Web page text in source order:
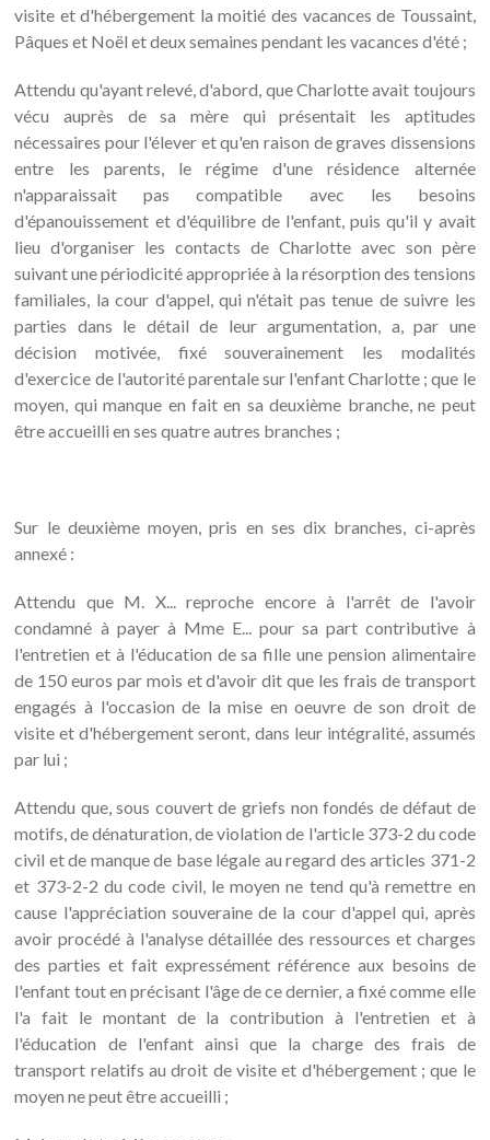
visite et d'hébergement la moitié des vacances de Toussaint,
Pâques et Noël et deux semaines pendant les vacances d'été ;
Attendu qu'ayant relevé, d'abord, que Charlotte avait toujours
vécu auprès de sa mère qui présentait les aptitudes
nécessaires pour l'élever et qu'en raison de graves dissensions
entre les parents, le régime d'une résidence alternée
n'apparaissait pas compatible avec les besoins
d'épanouissement et d'équilibre de l'enfant, puis qu'il y avait
lieu d'organiser les contacts de Charlotte avec son père
suivant une périodicité appropriée à la résorption des tensions
familiales, la cour d'appel, qui n'était pas tenue de suivre les
parties dans le détail de leur argumentation, a, par une
décision motivée, fixé souverainement les modalités
d'exercice de l'autorité parentale sur l'enfant Charlotte ; que le
moyen, qui manque en fait en sa deuxième branche, ne peut
être accueilli en ses quatre autres branches ;
Sur le deuxième moyen, pris en ses dix branches, ci-après
annexé :
Attendu que M. X... reproche encore à l'arrêt de l'avoir
condamné à payer à Mme E... pour sa part contributive à
l'entretien et à l'éducation de sa fille une pension alimentaire
de 150 euros par mois et d'avoir dit que les frais de transport
engagés à l'occasion de la mise en oeuvre de son droit de
visite et d'hébergement seront, dans leur intégralité, assumés
par lui ;
Attendu que, sous couvert de griefs non fondés de défaut de
motifs, de dénaturation, de violation de l'article 373-2 du code
civil et de manque de base légale au regard des articles 371-2
et 373-2-2 du code civil, le moyen ne tend qu'à remettre en
cause l'appréciation souveraine de la cour d'appel qui, après
avoir procédé à l'analyse détaillée des ressources et charges
des parties et fait expressément référence aux besoins de
l'enfant tout en précisant l'âge de ce dernier, a fixé comme elle
l'a fait le montant de la contribution à l'entretien et à
l'éducation de l'enfant ainsi que la charge des frais de
transport relatifs au droit de visite et d'hébergement ; que le
moyen ne peut être accueilli ;